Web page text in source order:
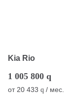
Kia Rio
1 005 800 q
от 20 433 q / мес.